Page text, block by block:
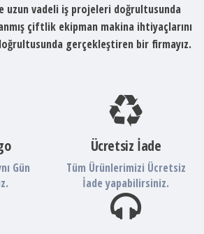
uzun vadeli iş projeleri doğrultusunda
çiftlik ekipman makina ihtiyaçlarını
gerçekleştiren bir firmayız.
Gün
Ücretsiz İade
Tüm Ürünlerimizi Ücretsiz
İade yapabilirsiniz.